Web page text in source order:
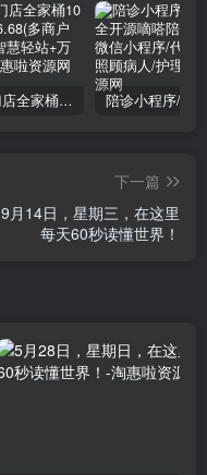
壹佰万能门店全家桶10套独立版v2.6.68(​多商户+智能名片+智慧轻站+万能门店等)
下一篇
9月14日，星期三，在这里
每天60秒读懂世界！